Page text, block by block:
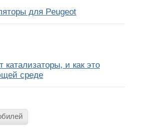
для Peugeot
катализаторы, и как это
среде